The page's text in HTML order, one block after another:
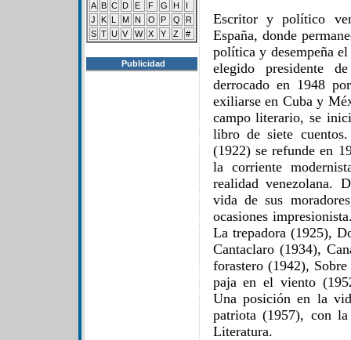
A B C D E F G H
I
J
K L M N O P Q
R
S T U V W X Y Z #
Publicidad
Escritor y político
España, donde
política y desempeña
elegido presidente
derrocado en 1948
exiliarse en Cuba y
campo literario, se
libro de siete
(1922) se refunde en
la corriente
realidad venezolana.
vida de sus
ocasiones
La trepadora (1925),
Cantaclaro (1934),
forastero (1942),
paja en el viento
Una posición en la
patriota (1957), con
Literatura.